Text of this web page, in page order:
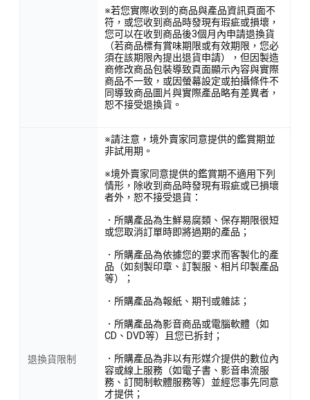
※若您實際收到的商品與產品資訊頁面不
符，或您收到商品時發現有瑕疵或損壞，
您可以在收到商品後3個月內申請退換貨
（若商品標有賞味期限或有效期限，您必
須在該期限內提出退貨申請），但因製造
商修改商品包裝導致頁面顯示內容與實際
商品不一致，或因螢幕設定或拍攝條件不
同導致商品圖片與實際產品略有差異者，
恕不接受退換貨。
退換貨限制
※請注意，境外賣家同意提供的鑑賞期並
非試用期。
※境外賣家同意提供的鑑賞期不適用下列
情形，除收到商品時發現有瑕疵或已損壞
者外，恕不接受退貨：
．所購產品為生鮮易腐類、保存期限很短
或您取消訂單時即將過期的產品；
．所購產品為依據您的要求而客製化的產
品（如刻製印章、訂製服、相片印製產品
等）；
．所購產品為報紙、期刊或雜誌；
．所購產品為影音商品或電腦軟體（如
CD、DVD等）且您已拆封；
．所購產品為非以有形媒介提供的數位內
容或線上服務（如電子書、影音串流服
務、訂閱制軟體服務等）並經您事先同意
才提供；